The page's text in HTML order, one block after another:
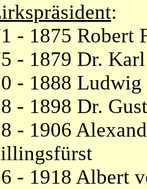
:
- 1875 Robert
- 1879 Dr.
- 1888
- 1898 Dr.
- 1906
- 1918 Albert